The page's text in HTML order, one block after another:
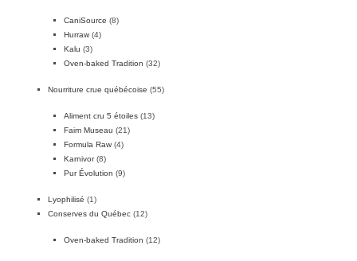
CaniSource (8)
Hurraw (4)
Kalu (3)
Oven-baked Tradition (32)
Nourriture crue québécoise (55)
Aliment cru 5 étoiles (13)
Faim Museau (21)
Formula Raw (4)
Karnivor (8)
Pur Évolution (9)
Lyophilisé (1)
Conserves du Québec (12)
Oven-baked Tradition (12)